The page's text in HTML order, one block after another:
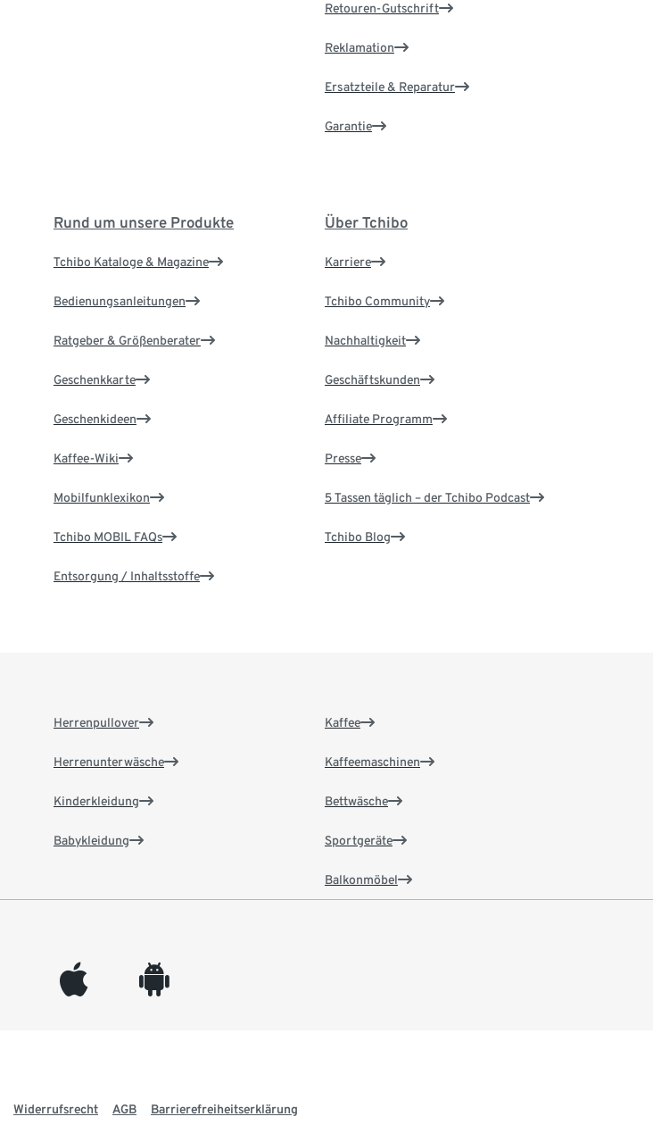
Retouren-Gutschrift
Reklamation
Ersatzteile & Reparatur
Garantie
Rund um unsere Produkte
Tchibo Kataloge & Magazine
Bedienungsanleitungen
Ratgeber & Größenberater
Geschenkkarte
Geschenkideen
Kaffee-Wiki
Mobilfunklexikon
Tchibo MOBIL FAQs
Entsorgung / Inhaltsstoffe
Über Tchibo
Karriere
Tchibo Community
Nachhaltigkeit
Geschäftskunden
Affiliate Programm
Presse
5 Tassen täglich – der Tchibo Podcast
Tchibo Blog
Herrenpullover
Herrenunterwäsche
Kinderkleidung
Babykleidung
Kaffee
Kaffeemaschinen
Bettwäsche
Sportgeräte
Balkonmöbel
appleinc android
Widerrufsrecht AGB Barrierefreiheitserklärung